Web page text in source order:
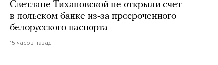
Светлане Тихановской не открыли счет
в польском банке из-за просроченного
белорусского паспорта
15 часов назад